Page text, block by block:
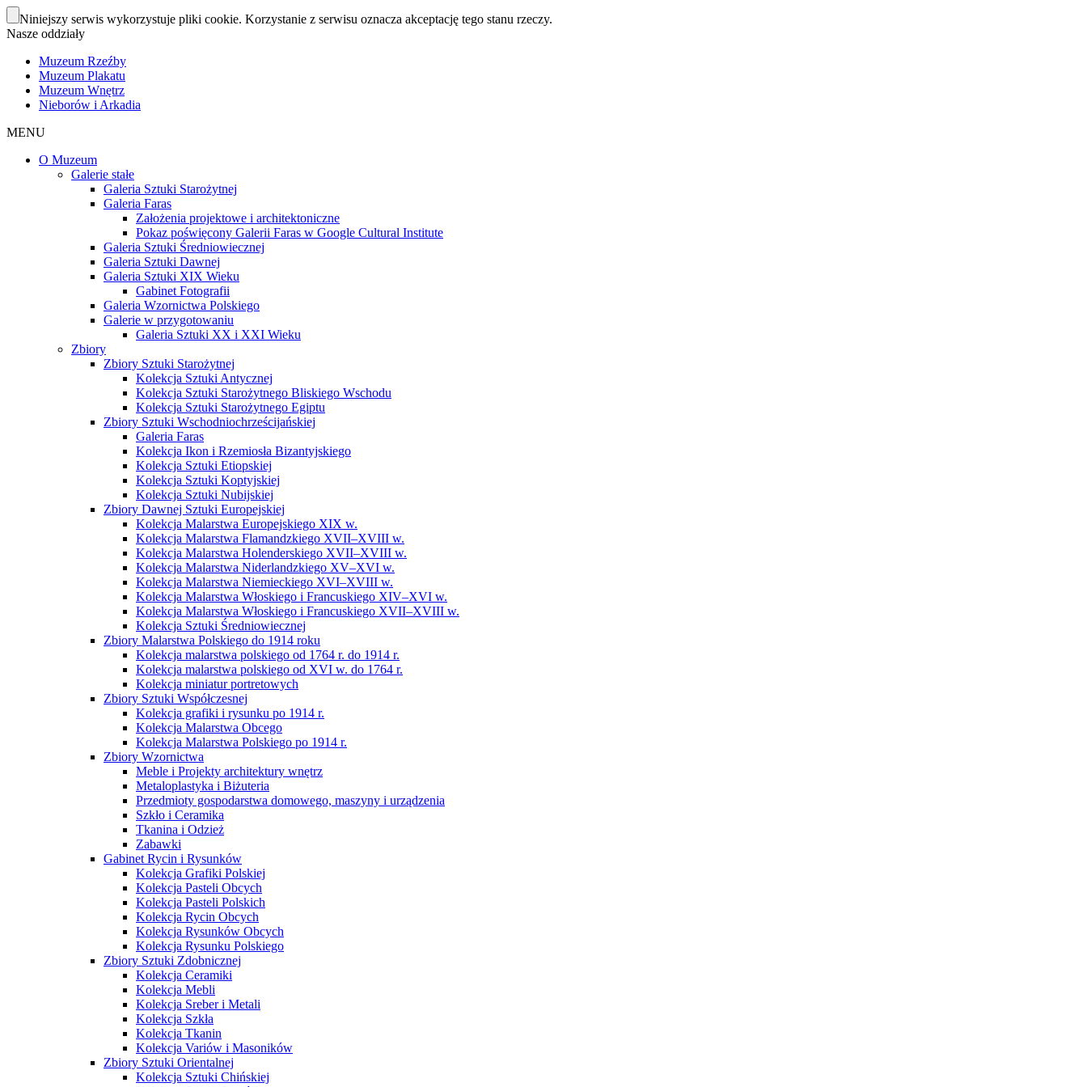
Niniejszy serwis wykorzystuje pliki cookie. Korzystanie z serwisu oznacza akceptację tego stanu rzeczy.
Nasze oddziały
Muzeum Rzeźby
Muzeum Plakatu
Muzeum Wnętrz
Nieborów i Arkadia
MENU
O Muzeum
Galerie stałe
Galeria Sztuki Starożytnej
Galeria Faras
Założenia projektowe i architektoniczne
Pokaz poświęcony Galerii Faras w Google Cultural Institute
Galeria Sztuki Średniowiecznej
Galeria Sztuki Dawnej
Galeria Sztuki XIX Wieku
Gabinet Fotografii
Galeria Wzornictwa Polskiego
Galerie w przygotowaniu
Galeria Sztuki XX i XXI Wieku
Zbiory
Zbiory Sztuki Starożytnej
Kolekcja Sztuki Antycznej
Kolekcja Sztuki Starożytnego Bliskiego Wschodu
Kolekcja Sztuki Starożytnego Egiptu
Zbiory Sztuki Wschodniochrześcijańskiej
Galeria Faras
Kolekcja Ikon i Rzemiosła Bizantyjskiego
Kolekcja Sztuki Etiopskiej
Kolekcja Sztuki Koptyjskiej
Kolekcja Sztuki Nubijskiej
Zbiory Dawnej Sztuki Europejskiej
Kolekcja Malarstwa Europejskiego XIX w.
Kolekcja Malarstwa Flamandzkiego XVII–XVIII w.
Kolekcja Malarstwa Holenderskiego XVII–XVIII w.
Kolekcja Malarstwa Niderlandzkiego XV–XVI w.
Kolekcja Malarstwa Niemieckiego XVI–XVIII w.
Kolekcja Malarstwa Włoskiego i Francuskiego XIV–XVI w.
Kolekcja Malarstwa Włoskiego i Francuskiego XVII–XVIII w.
Kolekcja Sztuki Średniowiecznej
Zbiory Malarstwa Polskiego do 1914 roku
Kolekcja malarstwa polskiego od 1764 r. do 1914 r.
Kolekcja malarstwa polskiego od XVI w. do 1764 r.
Kolekcja miniatur portretowych
Zbiory Sztuki Współczesnej
Kolekcja grafiki i rysunku po 1914 r.
Kolekcja Malarstwa Obcego
Kolekcja Malarstwa Polskiego po 1914 r.
Zbiory Wzornictwa
Meble i Projekty architektury wnętrz
Metaloplastyka i Biżuteria
Przedmioty gospodarstwa domowego, maszyny i urządzenia
Szkło i Ceramika
Tkanina i Odzież
Zabawki
Gabinet Rycin i Rysunków
Kolekcja Grafiki Polskiej
Kolekcja Pasteli Obcych
Kolekcja Pasteli Polskich
Kolekcja Rycin Obcych
Kolekcja Rysunków Obcych
Kolekcja Rysunku Polskiego
Zbiory Sztuki Zdobnicznej
Kolekcja Ceramiki
Kolekcja Mebli
Kolekcja Sreber i Metali
Kolekcja Szkła
Kolekcja Tkanin
Kolekcja Variów i Masoników
Zbiory Sztuki Orientalnej
Kolekcja Sztuki Chińskiej